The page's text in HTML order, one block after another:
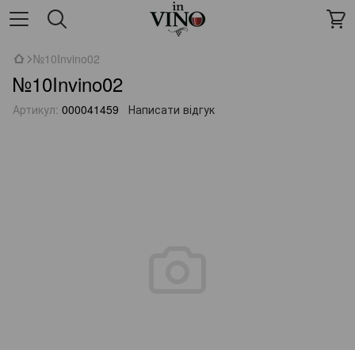
№10Invino02
№10Invino02
Артикул: 000041459 Написати відгук